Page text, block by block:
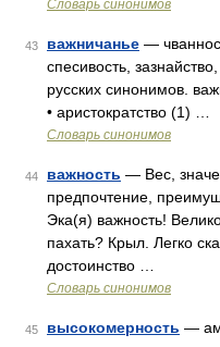
Словарь синонимов
43 важничанье —
спесивость,
русских синонимов.
• аристократство (1) …
Словарь синонимов
44 важность — Вес,
предпочтение,
Эка(я) важность!
пахать? Крыл. Легко
достоинство …
Словарь синонимов
45 высокомерность —